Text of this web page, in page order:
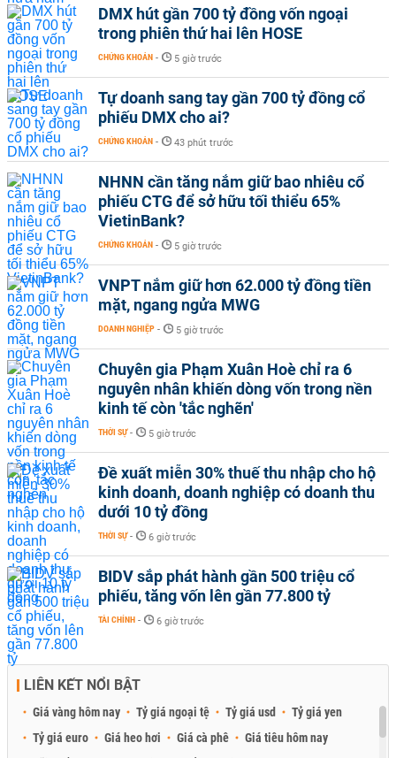
DMX hút gần 700 tỷ đồng vốn ngoại
trong phiên thứ hai lên HOSE
CHỨNG KHOÁN - 5 giờ trước
Tự doanh sang tay gần 700 tỷ đồng cổ
phiếu DMX cho ai?
CHỨNG KHOÁN - 43 phút trước
NHNN cần tăng nắm giữ bao nhiêu cổ
phiếu CTG để sở hữu tối thiểu 65%
VietinBank?
CHỨNG KHOÁN - 5 giờ trước
VNPT nắm giữ hơn 62.000 tỷ đồng tiền
mặt, ngang ngửa MWG
DOANH NGHIỆP - 5 giờ trước
Chuyên gia Phạm Xuân Hoè chỉ ra 6
nguyên nhân khiến dòng vốn trong nền
kinh tế còn 'tắc nghẽn'
THỜI SỰ - 5 giờ trước
Đề xuất miễn 30% thuế thu nhập cho hộ
kinh doanh, doanh nghiệp có doanh thu
dưới 10 tỷ đồng
THỜI SỰ - 6 giờ trước
BIDV sắp phát hành gần 500 triệu cổ
phiếu, tăng vốn lên gần 77.800 tỷ
TÀI CHÍNH - 6 giờ trước
LIÊN KẾT NỔI BẬT
Giá vàng hôm nay Tỷ giá ngoại tệ Tỷ giá usd
Tỷ giá yen
Tỷ giá euro
Giá heo hơi Giá cà phê
Giá tiêu hôm nay